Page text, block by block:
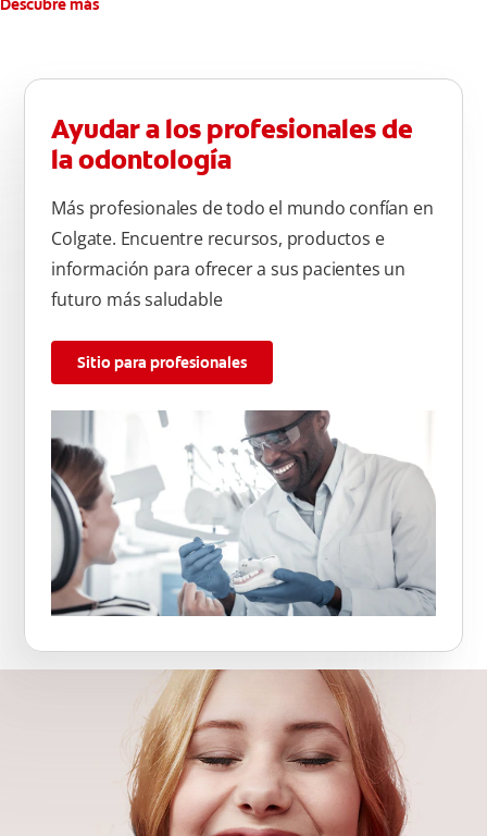
Descubre más
Ayudar a los profesionales de
la odontología
Más profesionales de todo el mundo confían en
Colgate. Encuentre recursos, productos e
información para ofrecer a sus pacientes un
futuro más saludable
Sitio para profesionales